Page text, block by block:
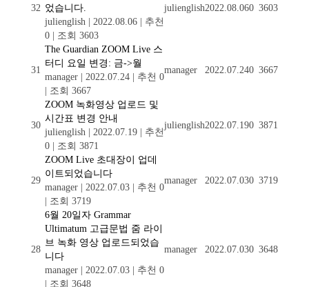
32 었습니다.
julienglish
2022.08.06
추천
0
조회 3603
julienglish2022.08.060 3603
31
The Guardian ZOOM Live 스
터디 요일 변경: 금->월
manager
2022.07.24
추천 0
조회 3667
manager 2022.07.240 3667
30
ZOOM 녹화영상 업로드 및
시간표 변경 안내
julienglish
2022.07.19
추천
0
조회 3871
julienglish2022.07.190 3871
29
ZOOM Live 초대장이 업데
이트되었습니다
manager
2022.07.03
추천 0
조회 3719
manager 2022.07.030 3719
28
6월 20일자 Grammar
Ultimatum 고급문법 줌 라이
브 녹화 영상 업로드되었습
니다
manager
2022.07.03
추천 0
조회 3648
manager 2022.07.030 3648